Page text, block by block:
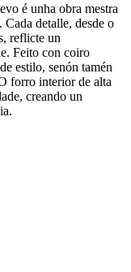
é unha obra mestra
Cada detalle, desde o
reflicte un
Feito con coiro
estilo, senón tamén
forro interior de alta
creando un